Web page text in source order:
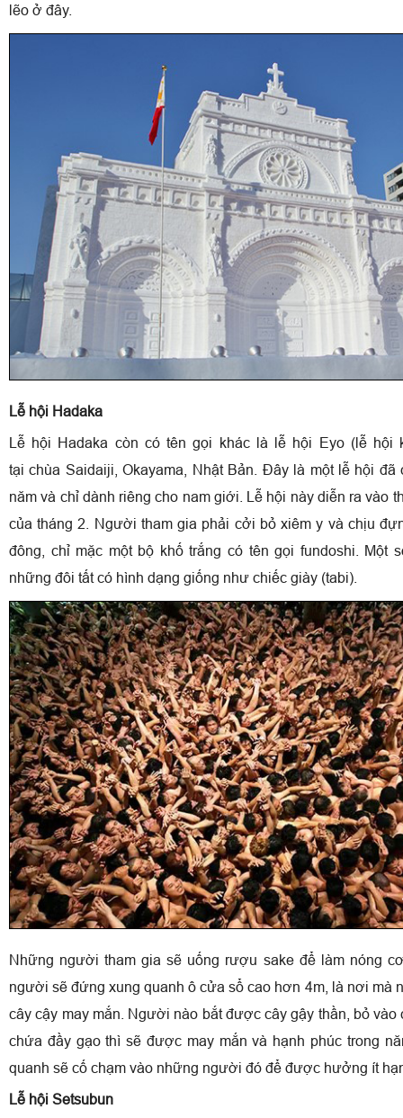
lẽo ở đây.
Lễ hội Hadaka
Lễ hội Hadaka còn có tên gọi khác là lễ hội Eyo (lễ hội
tại chùa Saidaiji, Okayama, Nhật Bản. Đây là một lễ hội
năm và chỉ dành riêng cho nam giới. Lễ hội này diễn ra vào
của tháng 2. Người tham gia phải cởi bỏ xiêm y và chịu
đông, chỉ mặc một bộ khố trắng có tên gọi fundoshi. Một
những đôi tất có hình dạng giống như chiếc giày (tabi).
Những người tham gia sẽ uống rượu sake để làm nóng
người sẽ đứng xung quanh ô cửa sổ cao hơn 4m, là nơi mà
cây cậy may mắn. Người nào bắt được cây gậy thần, bỏ vào
chứa đầy gạo thì sẽ được may mắn và hạnh phúc trong
quanh sẽ cố chạm vào những người đó để được hưởng ít
Lễ hội Setsubun